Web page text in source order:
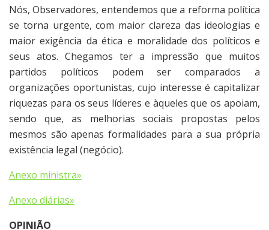
Nós, Observadores, entendemos que a reforma política
se torna urgente, com maior clareza das ideologias e
maior exigência da ética e moralidade dos políticos e
seus atos. Chegamos ter a impressão que muitos
partidos políticos podem ser comparados a
organizações oportunistas, cujo interesse é capitalizar
riquezas para os seus líderes e àqueles que os apoiam,
sendo que, as melhorias sociais propostas pelos
mesmos são apenas formalidades para a sua própria
existência legal (negócio).
Anexo ministra»
Anexo diárias»
OPINIÃO